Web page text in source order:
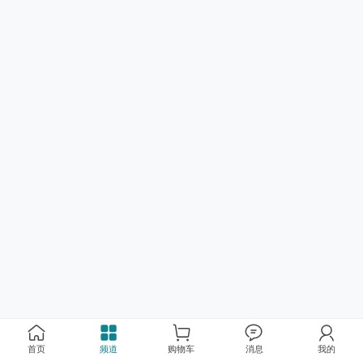
首页 频道 购物车 消息 我的